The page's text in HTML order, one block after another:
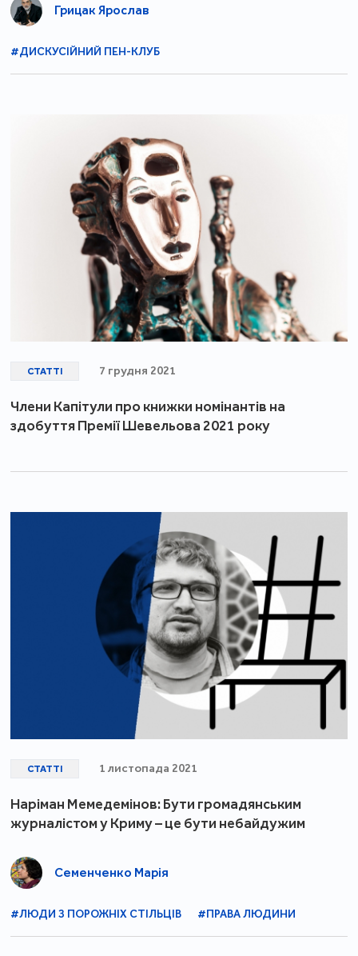
Грицак Ярослав
#ДИСКУСІЙНИЙ ПЕН-КЛУБ
СТАТТІ 7 грудня 2021
Члени Капітули про книжки номінантів на
здобуття Премії Шевельова 2021 року
СТАТТІ 1 листопада 2021
Наріман Мемедемінов: Бути громадянським
журналістом у Криму – це бути небайдужим
Семенченко Марія
#ЛЮДИ З ПОРОЖНІХ СТІЛЬЦІВ #ПРАВА ЛЮДИНИ